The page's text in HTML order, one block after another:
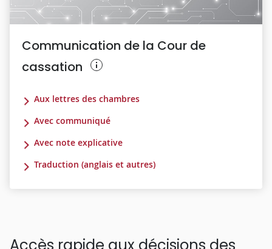
Communication de la Cour de
cassation
Aux lettres des chambres
Avec communiqué
Avec note explicative
Traduction (anglais et autres)
Accès rapide aux décisions des